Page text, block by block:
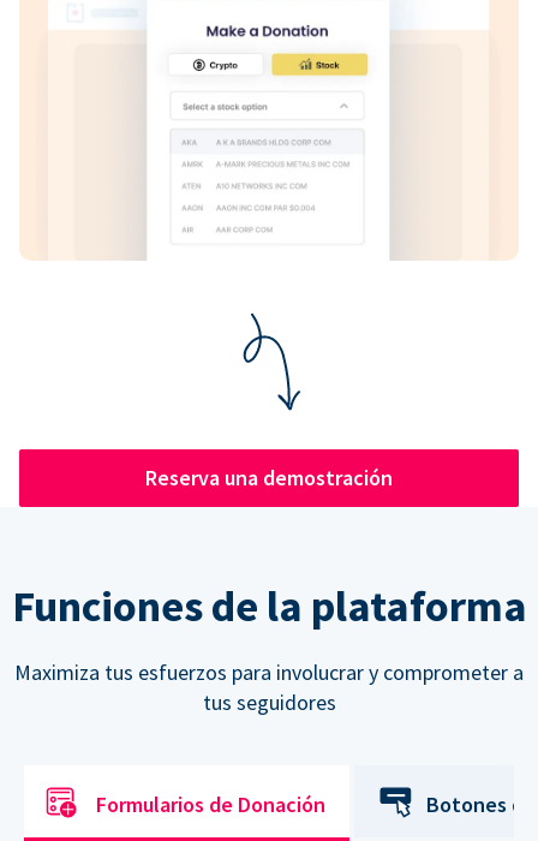
Reserva una demostración
Funciones de la plataforma
Maximiza tus esfuerzos para involucrar y comprometer a
tus seguidores
Formularios de Donación Botones